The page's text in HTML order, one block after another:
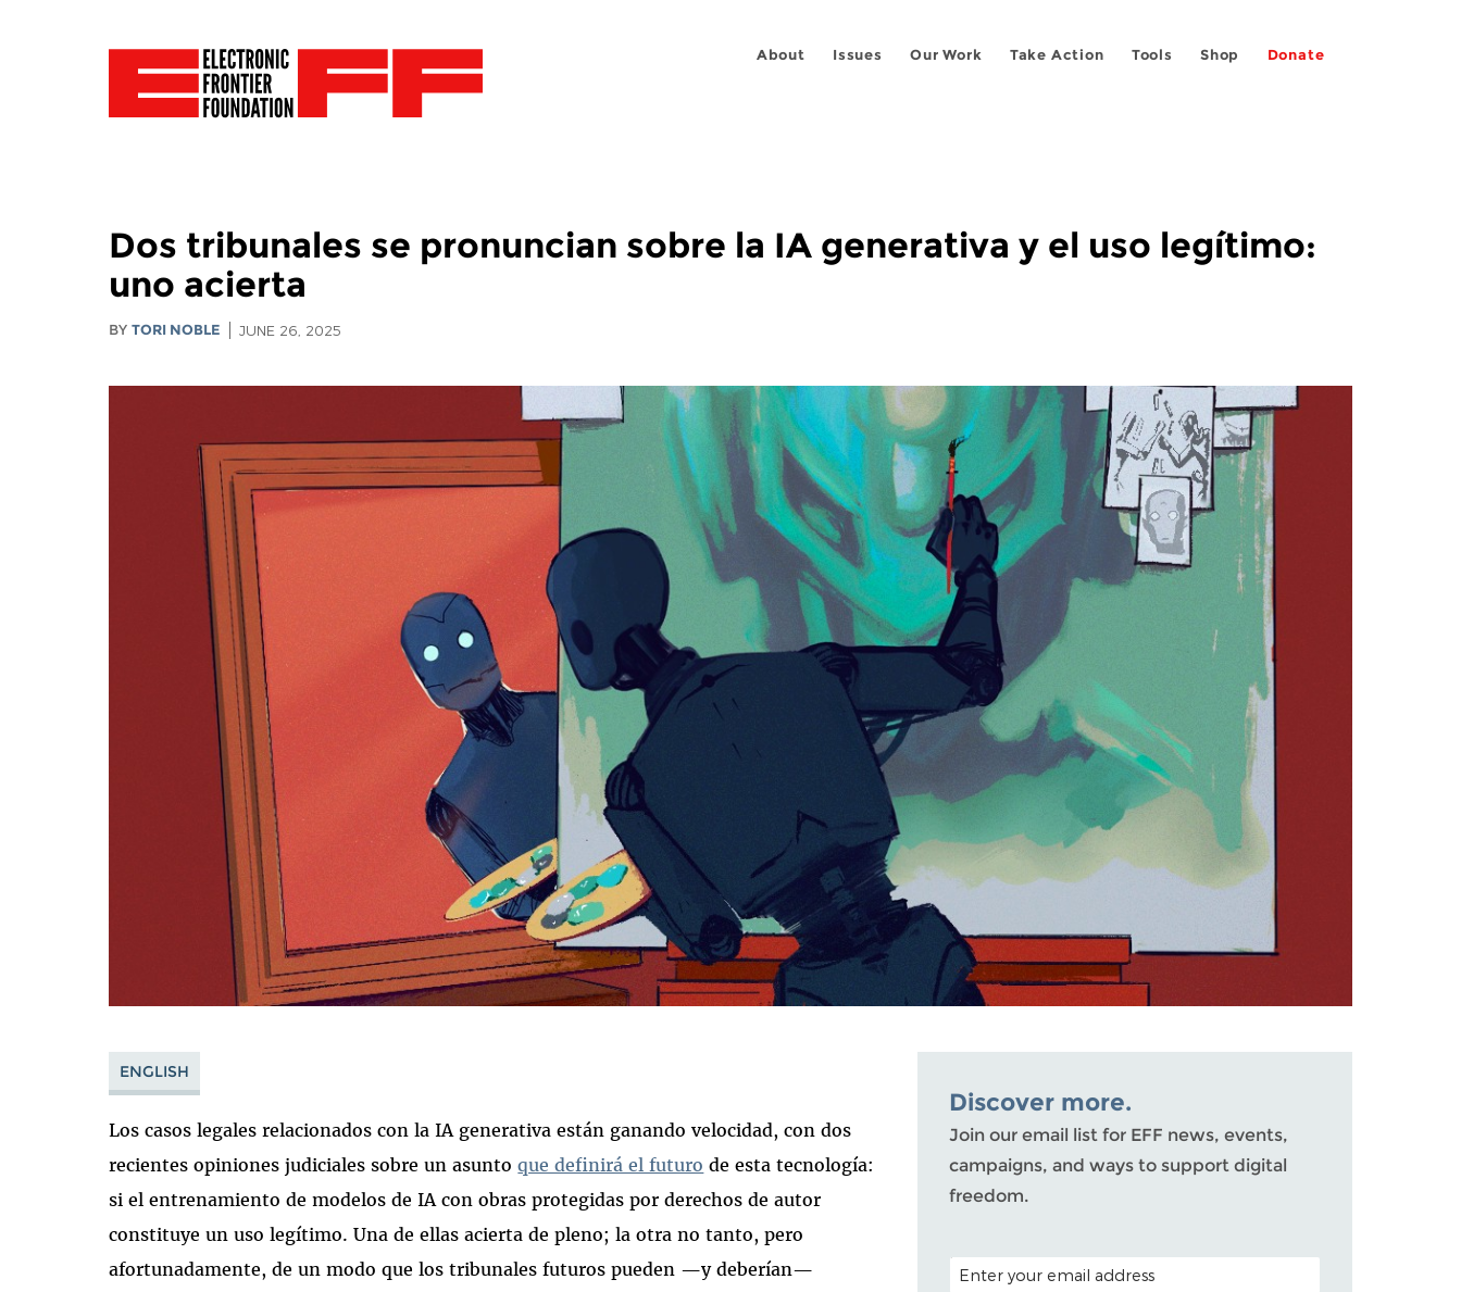
About Issues Our Work Take Action Tools Shop Donate
Dos tribunales se pronuncian sobre la IA generativa y el uso legítimo:
uno acierta
BYTORI NOBLE JUNE 26, 2025
ENGLISH
Los casos legales relacionados con la IA generativa están ganando velocidad, con dos
recientes opiniones judiciales sobre un asuntoque definirá el futuro de esta tecnología:
si el entrenamiento de modelos de IA con obras protegidas por derechos de autor
constituye un uso legítimo. Una de ellas acierta de pleno; la otra no tanto, pero
afortunadamente, de un modo que los tribunales futuros pueden —y deberían—
Discover more.
Join our email list for EFF news, events,
campaigns, and ways to support digital
freedom.
POSTAL CODE (OPTIONAL)